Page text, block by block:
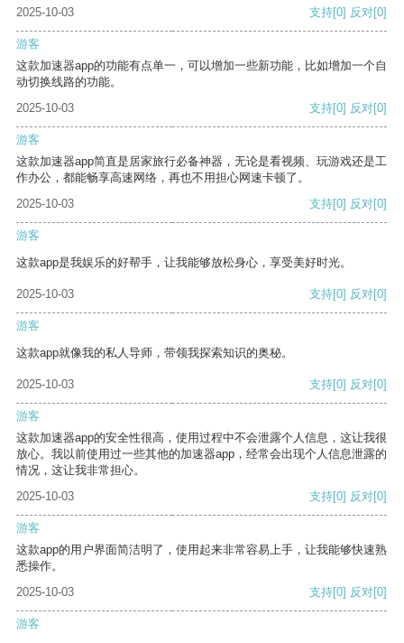
2025-10-03 支持[0] 反对[0]
游客
这款加速器app的功能有点单一，可以增加一些新功能，比如增加一个自
动切换线路的功能。
2025-10-03
支持[0] 反对[0]
游客
这款加速器app简直是居家旅行必备神器，无论是看视频、玩游戏还是工
作办公，都能畅享高速网络，再也不用担心网速卡顿了。
2025-10-03
支持[0] 反对[0]
游客
这款app是我娱乐的好帮手，让我能够放松身心，享受美好时光。
2025-10-03 支持[0] 反对[0]
游客
这款app就像我的私人导师，带领我探索知识的奥秘。
2025-10-03 支持[0] 反对[0]
游客
这款加速器app的安全性很高，使用过程中不会泄露个人信息，这让我很
放心。我以前使用过一些其他的加速器app，经常会出现个人信息泄露的
情况，这让我非常担心。
2025-10-03
支持[0] 反对[0]
游客
这款app的用户界面简洁明了，使用起来非常容易上手，让我能够快速熟
悉操作。
2025-10-03
支持[0] 反对[0]
游客